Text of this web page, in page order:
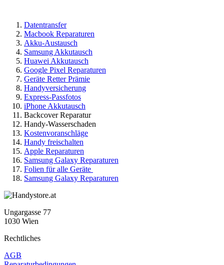
Datentransfer
Macbook Reparaturen
Akku-Austausch
Samsung Akkutausch
Huawei Akkutausch
Google Pixel Reparaturen
Geräte Retter Prämie
Handyversicherung
Express-Passfotos
iPhone Akkutausch
Backcover Reparatur
Handy-Wasserschaden
Kostenvoranschläge
Handy freischalten
Apple Reparaturen
Samsung Galaxy Reparaturen
Folien für alle Geräte
Samsung Galaxy Reparaturen
Ungargasse 77
1030 Wien
Rechtliches
AGB